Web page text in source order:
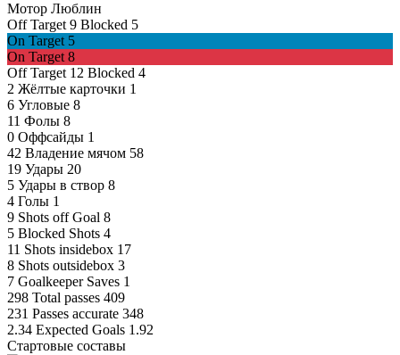
Мотор Люблин
Off Target 9 Blocked 5
On Target 5
On Target 8
Off Target 12 Blocked 4
2 Жёлтые карточки 1
6 Угловые 8
11 Фолы 8
0 Оффсайды 1
42 Владение мячом 58
19 Удары 20
5 Удары в створ 8
4 Голы 1
9 Shots off Goal 8
5 Blocked Shots 4
11 Shots insidebox 17
8 Shots outsidebox 3
7 Goalkeeper Saves 1
298 Total passes 409
231 Passes accurate 348
2.34 Expected Goals 1.92
Стартовые составы